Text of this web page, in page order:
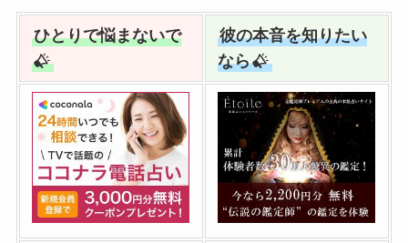
ひとりで悩まないで
彼の本音を知りたい
なら